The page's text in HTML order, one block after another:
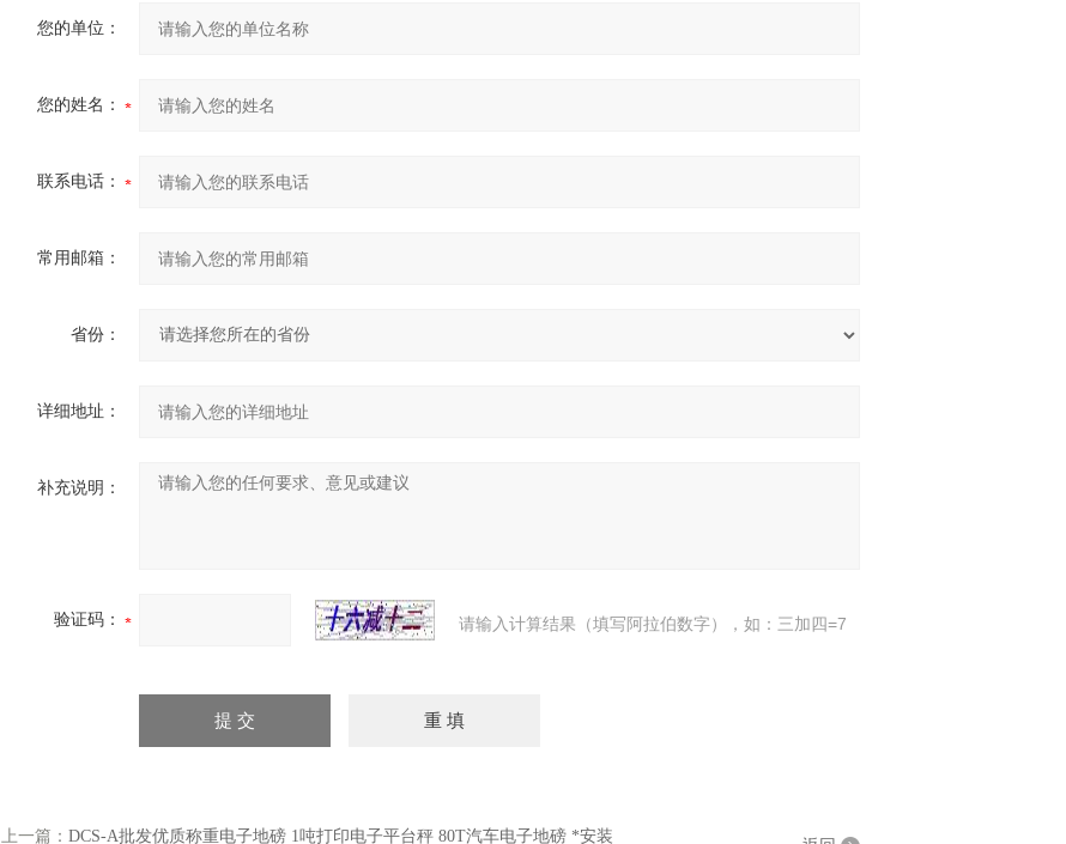
您的单位：
您的姓名：
联系电话：
常用邮箱：
省份：
详细地址：
补充说明：
验证码： 请输入计算结果（填写阿拉伯数字），如：三加四=7
上一篇： DCS-A批发优质称重电子地磅 1吨打印电子平台秤 80T汽车电子地磅 *安装